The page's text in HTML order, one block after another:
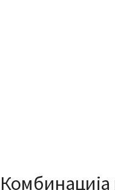
Комбинација